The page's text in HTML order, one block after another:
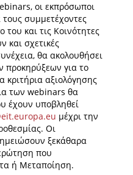
οι εκπρόσωποι
συμμετέχοντες
του και τις Κοινότητες
και σχετικές
θα ακολουθήσει
προκηρύξεων για το
κριτήρια αξιολόγησης
των webinars θα
έχουν υποβληθεί
μέχρι την
Οι
ξεκάθαρα
που
ή Μεταποίηση.